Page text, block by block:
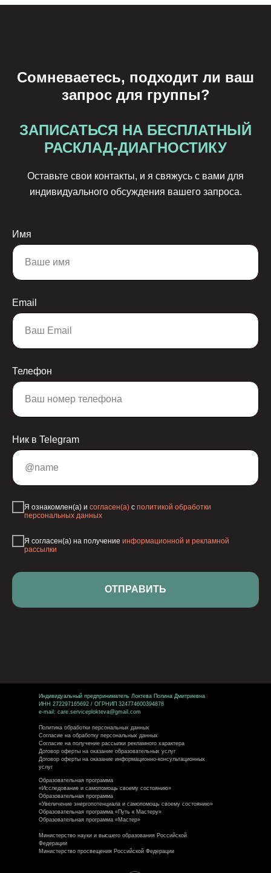
Сомневаетесь, подходит ли ваш
запрос для группы?
ЗАПИСАТЬСЯ НА БЕСПЛАТНЫЙ
РАСКЛАД-ДИАГНОСТИКУ
Оставьте свои контакты, и я свяжусь с вами для
индивидуального обсуждения вашего запроса.
Имя
Email
Телефон
Ник в Telegram
Я ознакомлен(а) и согласен(а) с политикой обработки
персональных данных
Я согласен(а) на получение информационной и рекламной
рассылки
ОТПРАВИТЬ
Индивидуальный предприниматель Локтева Полина Дмитриевна
ИНН 272297165692 / ОГРНИП 324774600394878
e-mail: care.serviceplokteva@gmail.com
Политика обработки персональных данных
Согласие на обработку персональных данных
Согласие на получение рассылки рекламного характера
Договор оферты на оказание образовательных услуг
Договор оферты на оказание информационно-консультационных
услуг
Образовательная программа
«Исследование и самопомощь своему состоянию»
Образовательная программа
«Увеличение энергопотенциала и самопомощь своему состоянию»
Образовательная программа «Путь к Мастеру»
Образовательная программа «Мастер»
Министерство науки и высшего образования Российской
Федерации
Министерство просвещения Российской Федерации